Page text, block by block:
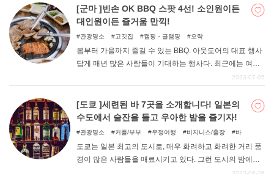
매력을 충분히 전해드리겠습니다.
[군마 ]빈손 OK BBQ 스팟 4선! 소인원이든
대인원이든 즐거움 만끽!
관광명소 고깃집 캠핑・글램핑 오락
봄부터 가을까지 즐길 수 있는 BBQ. 아웃도어의 대표 행사
답게 매년 많은 사람들이 기대하는 행사다. 최근에는 여행
지에서의 식사로 개방적인 BBQ를 선택하는 경우도 늘고
설을 소개한다. 장비 준비 없이도 OK인 스팟을 중심으로 정
리해 보았다. 식재료와 음료 등이 준비되어 있는 곳, 준비와
뒷정리가 필요 없는 곳, 장비만 대여할 수 있는 곳 등 다양
2023-07-05
[도쿄 ]세련된 바 7곳을 소개합니다! 일본의
수도에서 술잔을 들고 우아한 밤을 즐기자!
관광명소 커플/부부 우정여행 비지니스/출장 바
도쿄는 일본 최고의 도시로, 매우 화려하고 화려한 거리 풍
경이 많은 사람들을 매료시키고 있다. 그런 도시의 밤에는
역시 술잔을 기울이고 싶어지는 것이 어른의 마음입니다.